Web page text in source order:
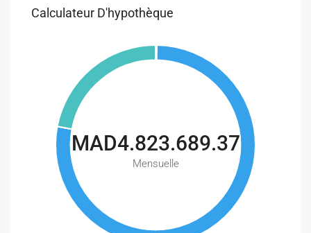
Calculateur D'hypothèque
MAD4.823.689.37
Mensuelle